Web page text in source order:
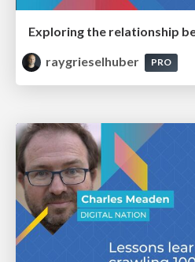
raygrieselhuber
PRO